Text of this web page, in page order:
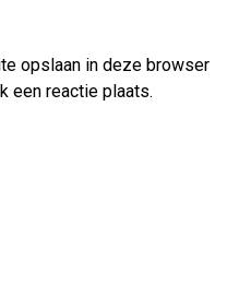
opslaan in deze browser
een reactie plaats.